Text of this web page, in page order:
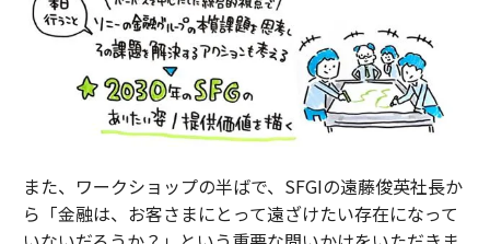
また、ワークショップの半ばで、SFGIの遠藤俊英社長か
ら「金融は、お客さまにとって遠ざけたい存在になって